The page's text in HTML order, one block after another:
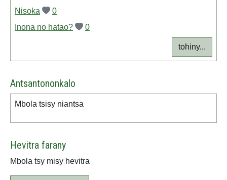
Nisoka
0
Inona no hatao?
0
tohiny...
Antsantononkalo
Mbola tsisy niantsa
Hevitra farany
Mbola tsy misy hevitra